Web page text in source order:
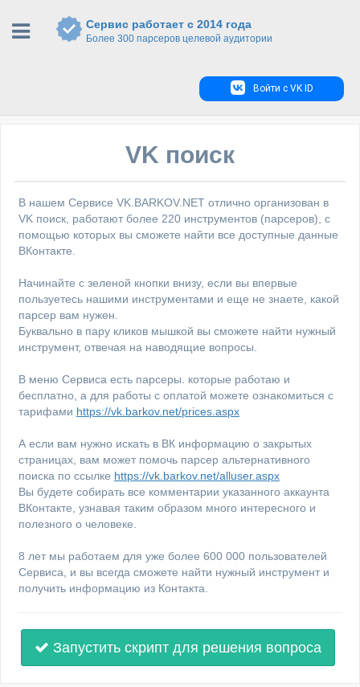
Сервис работает с 2014 года
Более 300 парсеров целевой аудитории
Войти с VK ID
VK поиск
В нашем Сервисе VK.BARKOV.NET отлично организован в
VK поиск, работают более 220 инструментов (парсеров), с
помощью которых вы сможете найти все доступные данные
ВКонтакте.
Начинайте с зеленой кнопки внизу, если вы впервые
пользуетесь нашими инструментами и еще не знаете, какой
парсер вам нужен.
Буквально в пару кликов мышкой вы сможете найти нужный
инструмент, отвечая на наводящие вопросы.
В меню Сервиса есть парсеры. которые работаю и
бесплатно, а для работы с оплатой можете ознакомиться с
тарифами https://vk.barkov.net/prices.aspx
А если вам нужно искать в ВК информацию о закрытых
страницах, вам может помочь парсер альтернативного
поиска по ссылке https://vk.barkov.net/alluser.aspx
Вы будете собирать все комментарии указанного аккаунта
ВКонтакте, узнавая таким образом много интересного и
полезного о человеке.
8 лет мы работаем для уже более 600 000 пользователей
Сервиса, и вы всегда сможете найти нужный инструмент и
получить информацию из Контакта.
Запустить скрипт для решения вопроса